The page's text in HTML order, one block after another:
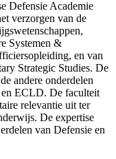
Defensie Academie
verzorgen van de
Systemen &
en van
Strategic Studies. De
andere onderdelen
ECLD. De faculteit
relevantie uit ter
De expertise
van Defensie en